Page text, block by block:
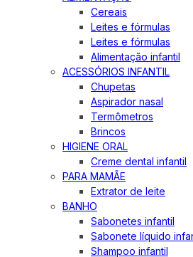
Cereais
Leites e fórmulas
Leites e fórmulas
Alimentação infantil
ACESSÓRIOS INFANTIL
Chupetas
Aspirador nasal
Termômetros
Brincos
HIGIENE ORAL
Creme dental infantil
PARA MAMÃE
Extrator de leite
BANHO
Sabonetes infantil
Sabonete líquido
Shampoo infantil